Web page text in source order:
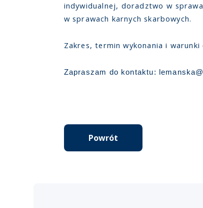
indywidualnej, doradztwo w
w sprawach karnych skarbowych.
Zakres, termin wykonania i
Zapraszam do kontaktu:
Powrót